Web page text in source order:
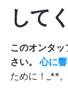
して
このオンタ
さい。心に
ために！_**。